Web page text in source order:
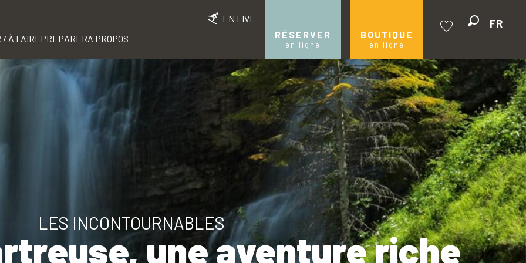
EN LIVE
RÉSERVER
en ligne
BOUTIQUE
en ligne
FR
/ À FAIREPREPARERA PROPOS
LES INCONTOURNABLES
une aventure riche